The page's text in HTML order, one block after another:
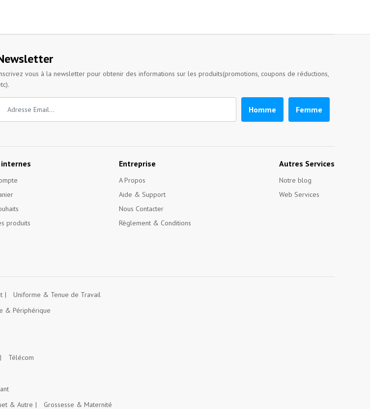
vous à la newsletter pour obtenir des informations sur les produits(promotions, coupons de réductions,
Homme Femme
produits
Entreprise
A Propos
Aide & Support
Nous Contacter
Règlement & Conditions
Autres Services
Notre blog
Web Services
Uniforme & Tenue de Travail
& Périphérique
Télécom
& Autre Grossesse & Maternité